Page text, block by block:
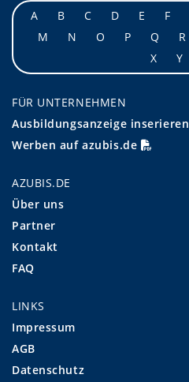
A
B C D E F
M
N O P Q R
X
Y
FÜR UNTERNEHMEN
Ausbildungsanzeige inserieren
Werben auf azubis.de
AZUBIS.DE
Über uns
Partner
Kontakt
FAQ
LINKS
Impressum
AGB
Datenschutz